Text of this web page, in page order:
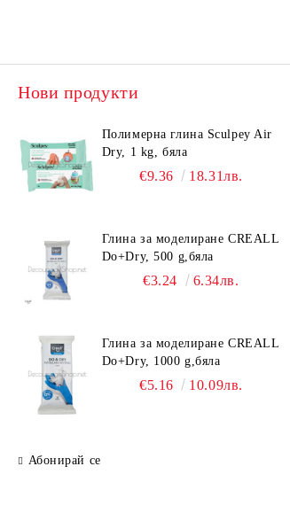
Нови продукти
Полимерна глина Sculpey Air
Dry, 1 kg, бяла
€9.36 18.31лв.
Глина за моделиране CREALL
Do+Dry, 500 g,бяла
€3.24 6.34лв.
Глина за моделиране CREALL
Do+Dry, 1000 g,бяла
€5.16 10.09лв.
Абонирай се